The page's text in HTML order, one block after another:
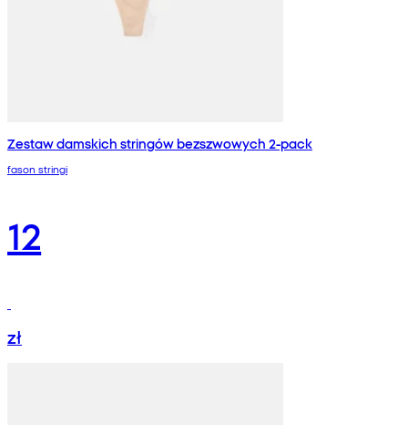
Zestaw damskich stringów bezszwowych 2-pack
fason stringi
12
zł